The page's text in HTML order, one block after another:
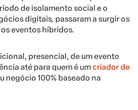
de isolamento social e o
digitais, passaram a surgir os
eventos híbridos.
presencial, de um evento
até para quem é umcriador de
negócio 100% baseado na